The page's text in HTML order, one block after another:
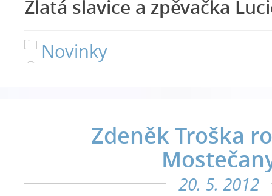
Zlatá slavice a zpěvačka
Novinky
Zdeněk Troška
20. 5. 2012